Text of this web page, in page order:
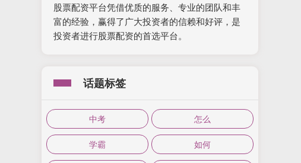
股票配资平台凭借优质的服务、专业的团队和丰
富的经验，赢得了广大投资者的信赖和好评，是
投资者进行股票配资的首选平台。
话题标签
中考 怎么
学霸 如何